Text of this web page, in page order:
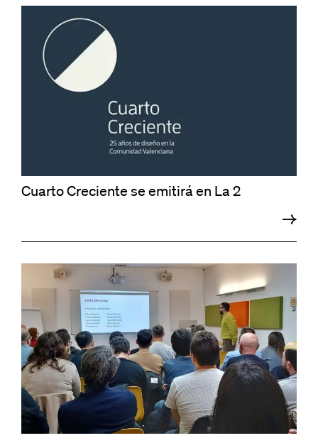
Cuarto Creciente se emitirá en La 2